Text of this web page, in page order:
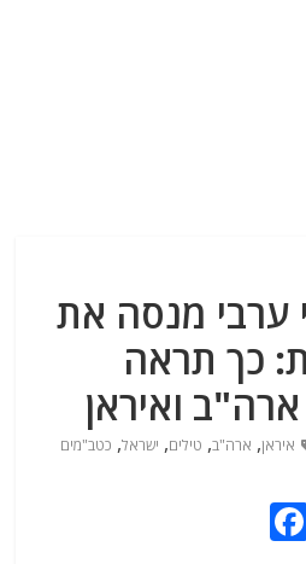
ערבי מנסה את
כך תראה
ואיראן
איראן, ארה"ב, טילים, ישראל, כטב"מים